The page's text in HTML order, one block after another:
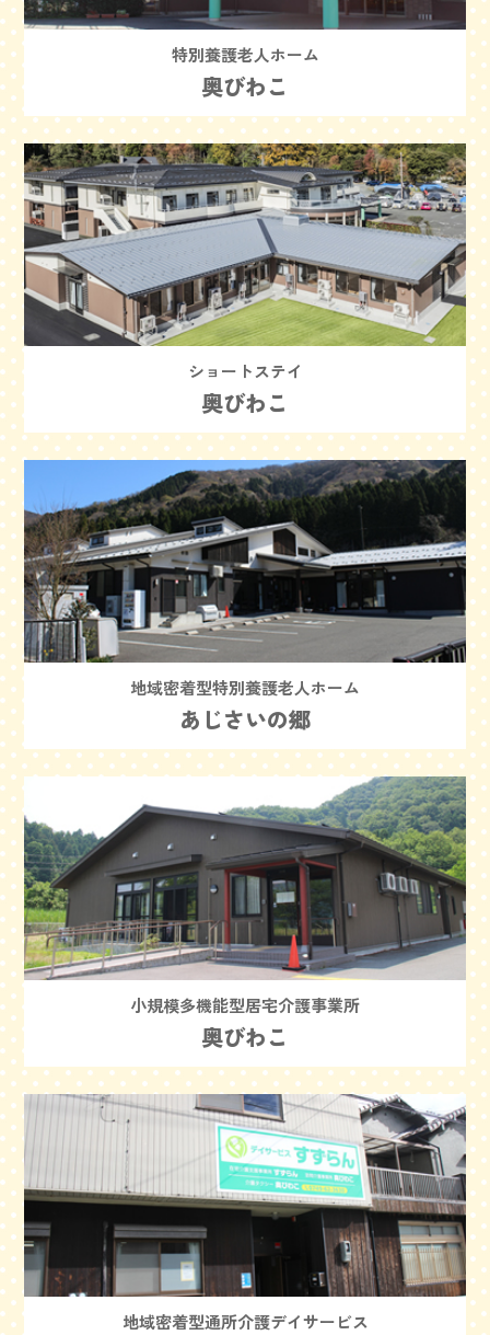
特別養護老人ホーム
奥びわこ
ショートステイ
奥びわこ
地域密着型特別養護老人ホーム
あじさいの郷
小規模多機能型居宅介護事業所
奥びわこ
地域密着型通所介護デイサービス